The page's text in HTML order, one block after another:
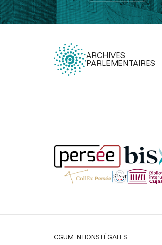
ARCHIVES
PARLEMENTAIRES
Légal
CGUMENTIONS LÉGALES